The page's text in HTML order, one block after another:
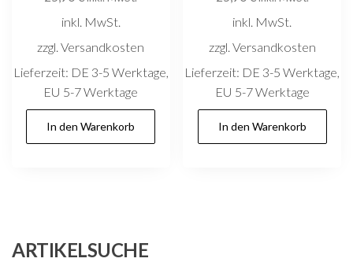
inkl. MwSt.
zzgl. Versandkosten
Lieferzeit: DE 3-5 Werktage,
EU 5-7 Werktage
In den Warenkorb
inkl. MwSt.
zzgl. Versandkosten
Lieferzeit: DE 3-5 Werktage,
EU 5-7 Werktage
In den Warenkorb
ARTIKELSUCHE